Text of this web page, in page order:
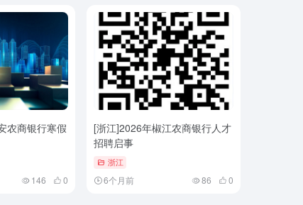
农商银行寒假
146 0
[浙江]2026年椒江农商银行人才
招聘启事
浙江
6个月前 86 0